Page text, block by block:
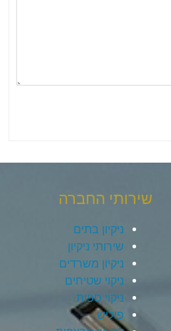
שירותי החברה
ניקיון בתים
שירותי ניקיון
ניקיון משרדים
ניקוי שטיחים
ניקוי ספות
פוליש